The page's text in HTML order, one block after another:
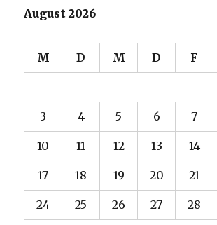
August 2026
M D M D F
3 4 5 6 7
10 11 12 13 14
17 18 19 20 21
24 25 26 27 28